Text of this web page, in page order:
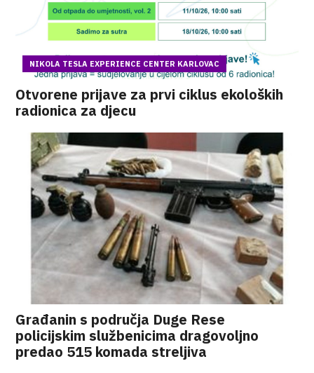
NIKOLA TESLA EXPERIENCE CENTER KARLOVAC
Otvorene prijave za prvi ciklus ekoloških
radionica za djecu
Građanin s područja Duge Rese
policijskim službenicima dragovoljno
predao 515 komada streljiva